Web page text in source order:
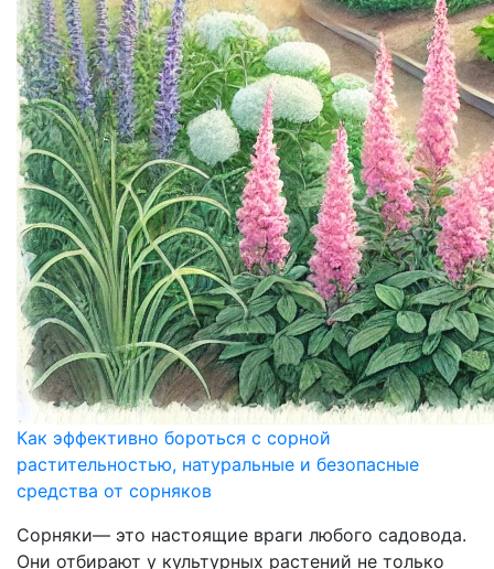
Как эффективно бороться с сорной
растительностью, натуральные и безопасные
средства от сорняков
Сорняки— это настоящие враги любого садовода.
Они отбирают у культурных растений не только